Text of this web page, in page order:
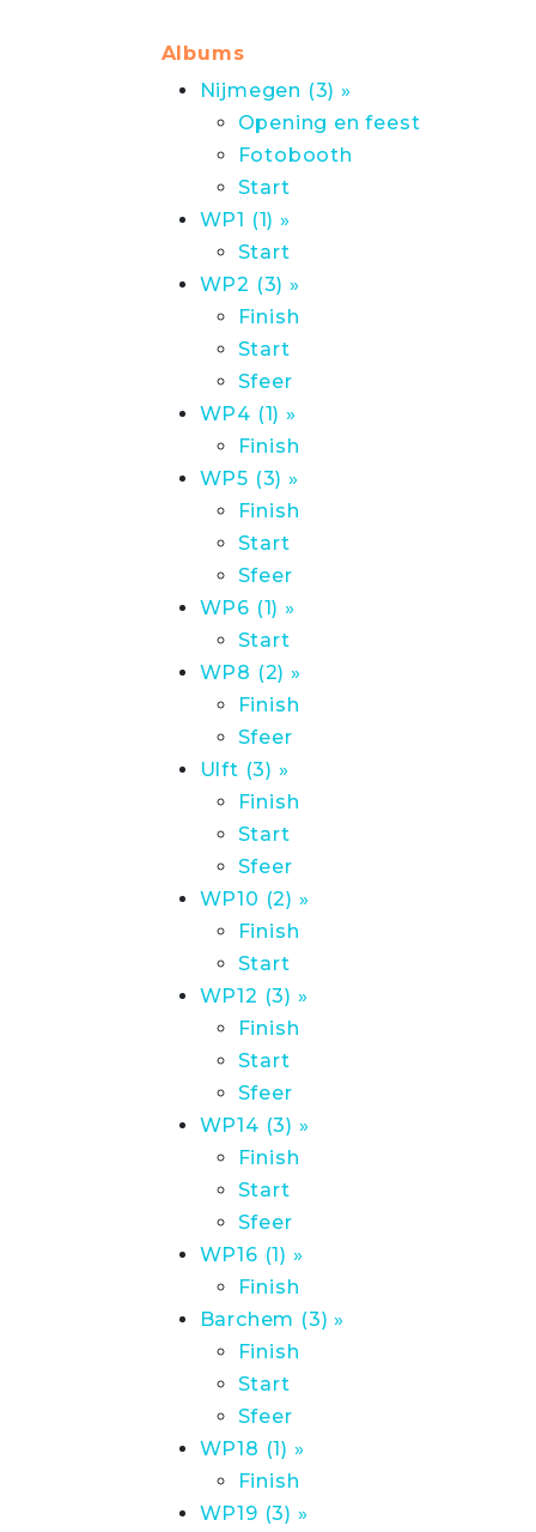
Albums
Nijmegen (3) »
Opening en feest
Fotobooth
Start
WP1 (1) »
Start
WP2 (3) »
Finish
Start
Sfeer
WP4 (1) »
Finish
WP5 (3) »
Finish
Start
Sfeer
WP6 (1) »
Start
WP8 (2) »
Finish
Sfeer
Ulft (3) »
Finish
Start
Sfeer
WP10 (2) »
Finish
Start
WP12 (3) »
Finish
Start
Sfeer
WP14 (3) »
Finish
Start
Sfeer
WP16 (1) »
Finish
Barchem (3) »
Finish
Start
Sfeer
WP18 (1) »
Finish
WP19 (3) »